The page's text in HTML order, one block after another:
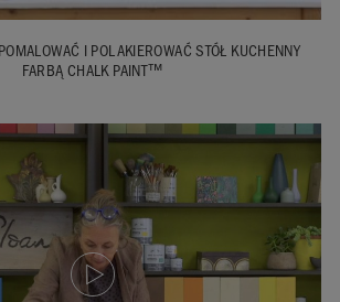
I POLAKIEROWAĆ STÓŁ KUCHENNY
FARBĄ CHALK PAINT™